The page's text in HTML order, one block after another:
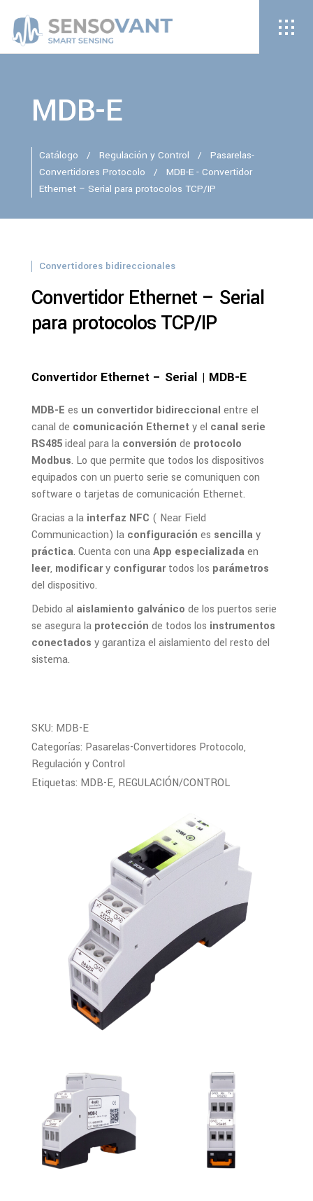
MDB-E
Catálogo / Regulación y Control /
Pasarelas-
Convertidores Protocolo
/
MDB-E - Convertidor
Ethernet – Serial para protocolos TCP/IP
Convertidores bidireccionales
Convertidor Ethernet – Serial
para protocolos TCP/IP
Convertidor Ethernet – Serial | MDB-E
MDB-E es un convertidor bidireccional entre el
canal de comunicación Ethernet y el canal serie
RS485ideal para la conversión de protocolo
Modbus. Lo que permite que todos los dispositivos
equipados con un puerto serie se comuniquen con
software o tarjetas de comunicación Ethernet.
Gracias a lainterfaz NFC ( Near Field
Communicaction) la configuración es sencillay
práctica. Cuenta con unaApp especializadaen
leer, modificary configurartodos los parámetros
del dispositivo.
Debido al aislamiento galvánico de los puertos serie
se asegura la protección de todos los instrumentos
conectados y garantiza el aislamiento del resto del
sistema.
SKU: MDB-E
Categorías: Pasarelas-Convertidores Protocolo,
Regulación y Control
Etiquetas: MDB-E, REGULACIÓN/CONTROL